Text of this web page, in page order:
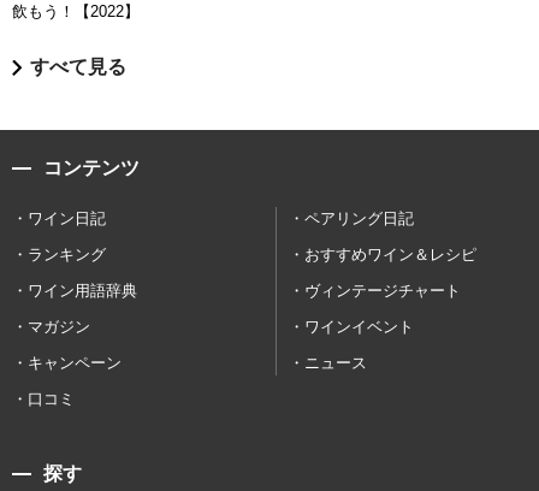
飲もう！【2022】
すべて見る
コンテンツ
ワイン日記
ペアリング日記
ランキング
おすすめワイン＆レシピ
ワイン用語辞典
ヴィンテージチャート
マガジン
ワインイベント
キャンペーン
ニュース
口コミ
探す